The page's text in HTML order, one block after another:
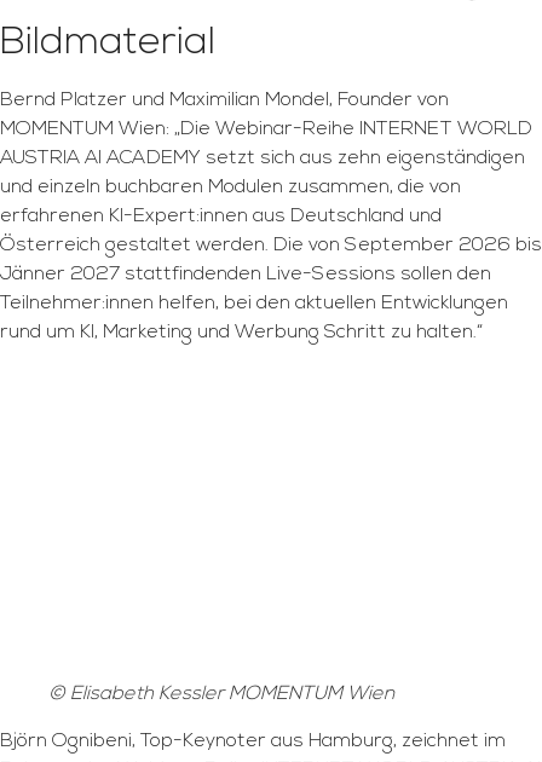
Bildmaterial
Bernd Platzer und Maximilian Mondel, Founder von
MOMENTUM Wien: „Die Webinar-Reihe INTERNET WORLD
AUSTRIA AI ACADEMY setzt sich aus zehn eigenständigen
und einzeln buchbaren Modulen zusammen, die von
erfahrenen KI-Expert:innen aus Deutschland und
Österreich gestaltet werden. Die von September 2026 bis
Jänner 2027 stattfindenden Live-Sessions sollen den
Teilnehmer:innen helfen, bei den aktuellen Entwicklungen
rund um KI, Marketing und Werbung Schritt zu halten.“
© Elisabeth Kessler MOMENTUM Wien
Björn Ognibeni, Top-Keynoter aus Hamburg, zeichnet im